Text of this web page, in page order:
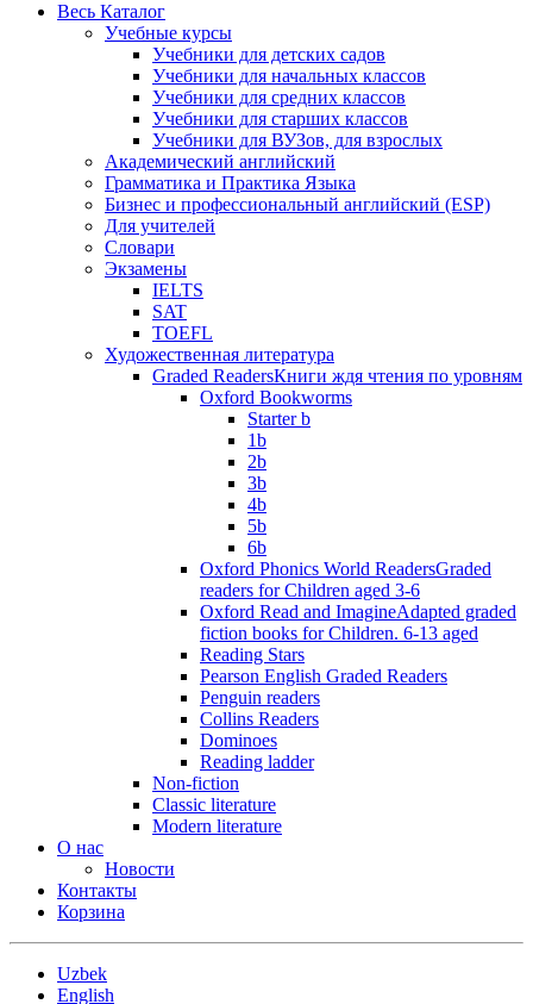
Весь Каталог
Учебные курсы
Учебники для детских садов
Учебники для начальных классов
Учебники для средних классов
Учебники для старших классов
Учебники для ВУЗов, для взрослых
Академический английский
Грамматика и Практика Языка
Бизнес и профессиональный английский (ESP)
Для учителей
Словари
Экзамены
IELTS
SAT
TOEFL
Художественная литература
Graded ReadersКниги ждя чтения по уровням
Oxford Bookworms
Starter b
1b
2b
3b
4b
5b
6b
Oxford Phonics World ReadersGraded
readers for Children aged 3-6
Oxford Read and ImagineAdapted graded
fiction books for Children. 6-13 aged
Reading Stars
Pearson English Graded Readers
Penguin readers
Collins Readers
Dominoes
Reading ladder
Non-fiction
Classic literature
Modern literature
О нас
Новости
Контакты
Корзина
Uzbek
English